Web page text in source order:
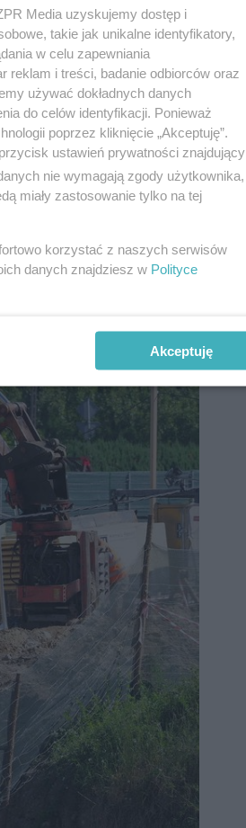
5
Media uzyskujemy dostęp i
takie jak unikalne identyfikatory,
w celu zapewniania
reklam i treści, badanie odbiorców oraz
używać dokładnych danych
do celów identyfikacji. Ponieważ
poprzez kliknięcie „Akceptuję”.
ustawień prywatności znajdujący
nie wymagają zgody użytkownika,
miały zastosowanie tylko na tej
korzystać z naszych serwisów
danych znajdziesz w Polityce
Akceptuję